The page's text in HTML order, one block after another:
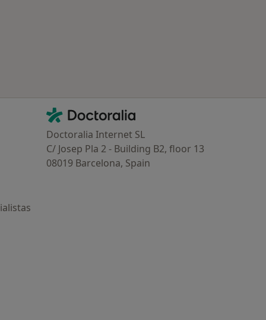
Contacto
Doctoralia - Página de inicio
Doctoralia Internet SL
C/ Josep Pla 2 - Building B2, floor 13
08019 Barcelona, Spain